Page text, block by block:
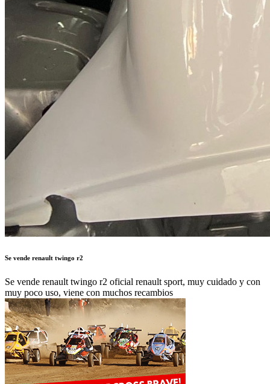
Se vende renault twingo r2
Se vende renault twingo r2 oficial renault sport, muy cuidado y con
muy poco uso, viene con muchos recambios